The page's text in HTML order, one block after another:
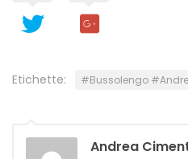
Etichette: #Bussolengo
Andrea